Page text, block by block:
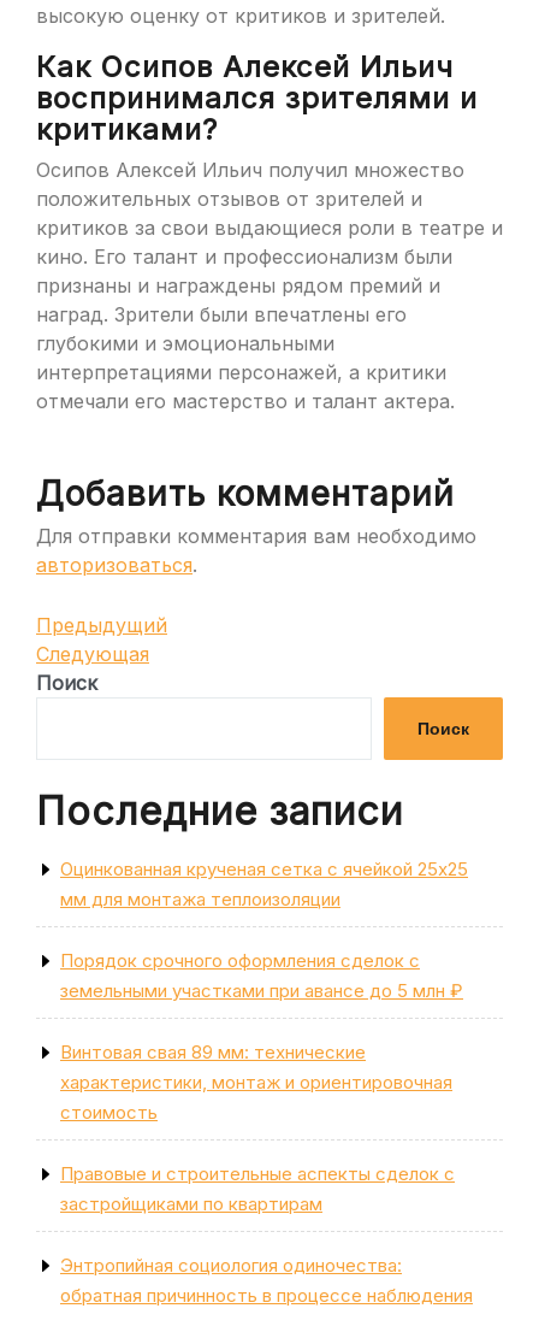
высокую оценку от критиков и зрителей.
Как Осипов Алексей Ильич
воспринимался зрителями и
критиками?
Осипов Алексей Ильич получил множество
положительных отзывов от зрителей и
критиков за свои выдающиеся роли в театре и
кино. Его талант и профессионализм были
признаны и награждены рядом премий и
наград. Зрители были впечатлены его
глубокими и эмоциональными
интерпретациями персонажей, а критики
отмечали его мастерство и талант актера.
Добавить комментарий
Для отправки комментария вам необходимо
авторизоваться.
Навигация
по
записям
Предыдущая
запись
Предыдущий
Следующая
запись
Следующая
Поиск
Поиск
Последние записи
Оцинкованная крученая сетка с ячейкой 25х25
мм для монтажа теплоизоляции
Порядок срочного оформления сделок с
земельными участками при авансе до 5 млн ₽
Винтовая свая 89 мм: технические
характеристики, монтаж и ориентировочная
стоимость
Правовые и строительные аспекты сделок с
застройщиками по квартирам
Энтропийная социология одиночества:
обратная причинность в процессе наблюдения